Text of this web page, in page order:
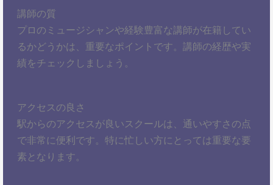
講師の質
プロのミュージシャンや経験豊富な講師が在籍してい
るかどうかは、重要なポイントです。講師の経歴や実
績をチェックしましょう。
アクセスの良さ
駅からのアクセスが良いスクールは、通いやすさの点
で非常に便利です。特に忙しい方にとっては重要な要
素となります。